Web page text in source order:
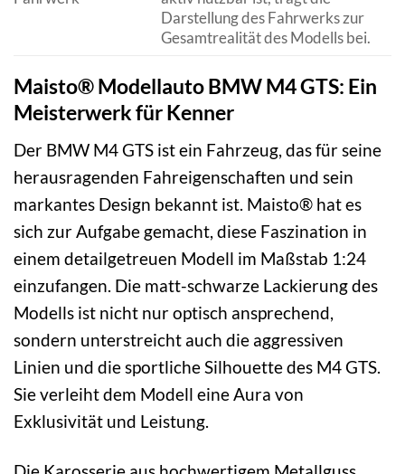
Darstellung des Fahrwerks zur
Gesamtrealität des Modells bei.
Maisto® Modellauto BMW M4 GTS: Ein
Meisterwerk für Kenner
Der BMW M4 GTS ist ein Fahrzeug, das für seine
herausragenden Fahreigenschaften und sein
markantes Design bekannt ist. Maisto® hat es
sich zur Aufgabe gemacht, diese Faszination in
einem detailgetreuen Modell im Maßstab 1:24
einzufangen. Die matt-schwarze Lackierung des
Modells ist nicht nur optisch ansprechend,
sondern unterstreicht auch die aggressiven
Linien und die sportliche Silhouette des M4 GTS.
Sie verleiht dem Modell eine Aura von
Exklusivität und Leistung.